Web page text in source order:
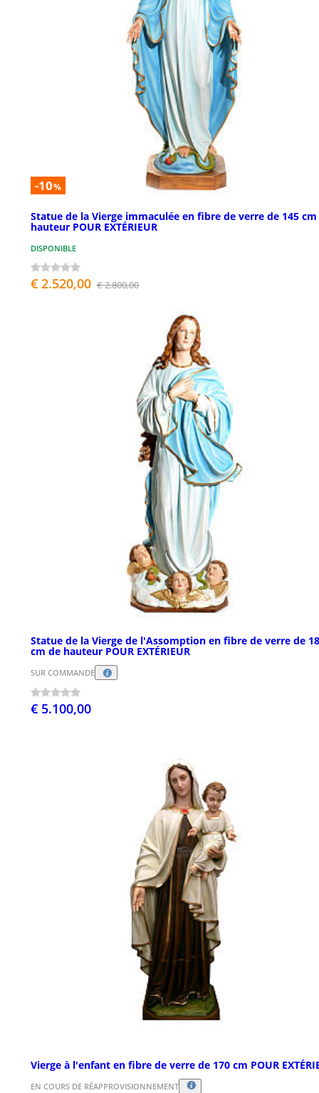
-10%
Statue de la Vierge immaculée en fibre de verre de 145 cm
hauteur POUR EXTÉRIEUR
DISPONIBLE
€ 2.520,00 € 2.800,00
Statue de la Vierge de l'Assomption en fibre de verre de
cm de hauteur POUR EXTÉRIEUR
SUR COMMANDE
€ 5.100,00
Vierge à l'enfant en fibre de verre de 170 cm POUR
EN COURS DE RÉAPPROVISIONNEMENT